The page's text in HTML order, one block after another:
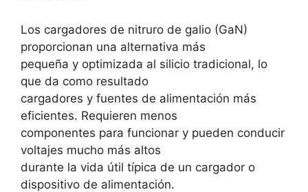
Los cargadores de nitruro de galio (GaN)
proporcionan una alternativa más
pequeña y optimizada al silicio tradicional, lo
que da como resultado
cargadores y fuentes de alimentación más
eficientes. Requieren menos
componentes para funcionar y pueden conducir
voltajes mucho más altos
durante la vida útil típica de un cargador o
dispositivo de alimentación.